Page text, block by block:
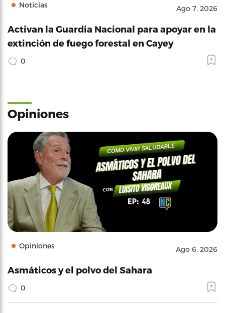
Noticias Ago 7, 2026
Activan la Guardia Nacional para apoyar en la
extinción de fuego forestal en Cayey
0
Opiniones
Opiniones Ago 6, 2026
Asmáticos y el polvo del Sahara
0